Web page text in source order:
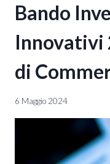
Bando
Innovativi
di
6 Maggio 2024